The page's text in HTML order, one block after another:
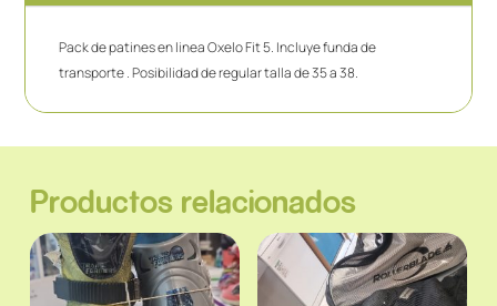
Pack de patines en linea Oxelo Fit 5. Incluye funda de
transporte . Posibilidad de regular talla de 35 a 38.
Productos relacionados